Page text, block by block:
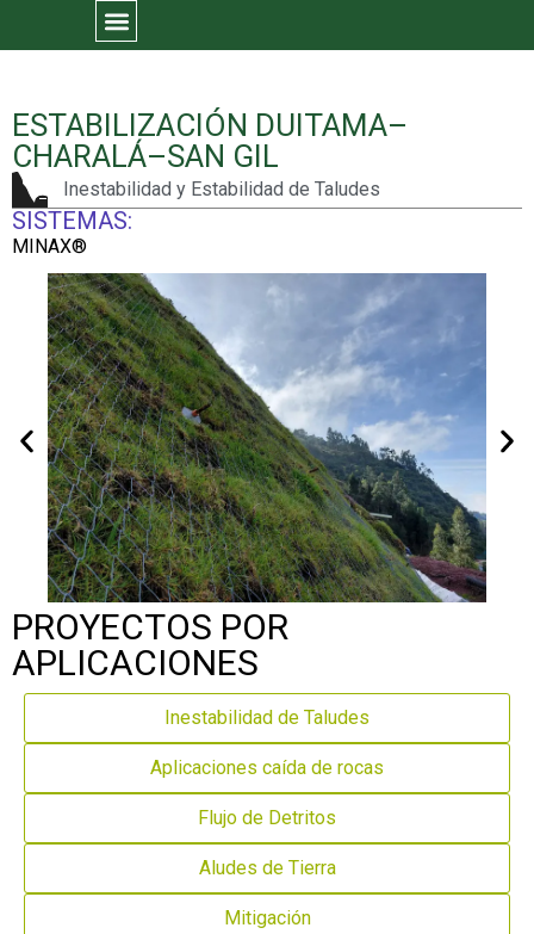
ESTABILIZACIÓN DUITAMA–
CHARALÁ–SAN GIL
Inestabilidad y Estabilidad de Taludes
SISTEMAS:
MINAX®
PROYECTOS POR
APLICACIONES
Inestabilidad de Taludes
Aplicaciones caída de rocas
Flujo de Detritos
Aludes de Tierra
Mitigación